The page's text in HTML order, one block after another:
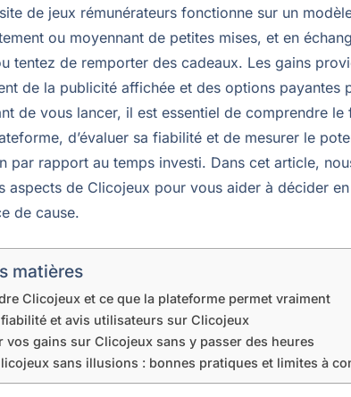
de jeux rémunérateurs fonctionne sur un
ou moyennant de petites mises, et en
tentez de remporter des cadeaux. Les gains
de la publicité affichée et des options payantes
de vous lancer, il est essentiel de comprendre le
d’évaluer sa fiabilité et de mesurer le
par rapport au temps investi. Dans cet article,
aspects de Clicojeux pour vous aider à décider
de cause.
matières
Clicojeux et ce que la plateforme permet vraiment
et avis utilisateurs sur Clicojeux
vos gains sur Clicojeux sans y passer des heures
sans illusions : bonnes pratiques et limites à